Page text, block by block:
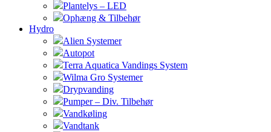
Plantelys – LED
Ophæng & Tilbehør
Hydro
Alien Systemer
Autopot
Terra Aquatica Vandings System
Wilma Gro Systemer
Drypvanding
Pumper – Div. Tilbehør
Vandkøling
Vandtank